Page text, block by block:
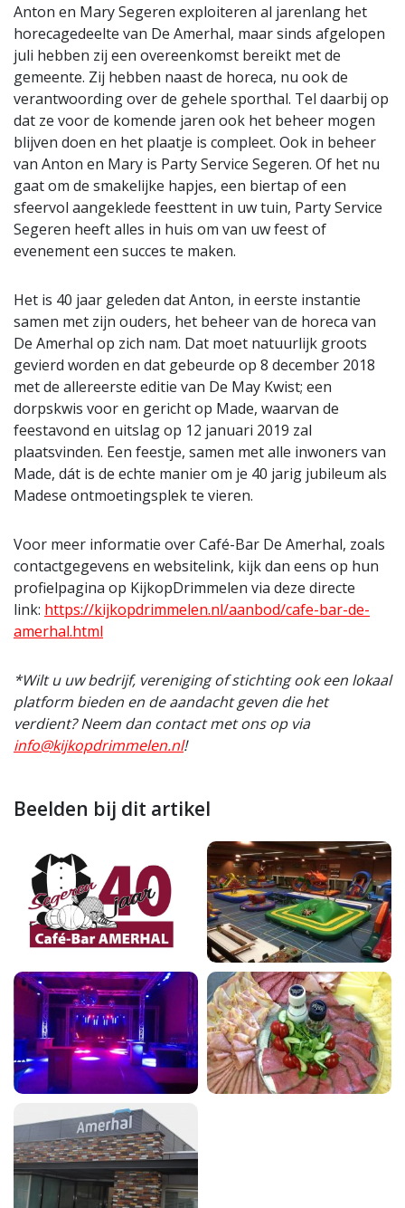
Anton en Mary Segeren exploiteren al jarenlang het
horecagedeelte van De Amerhal, maar sinds afgelopen
juli hebben zij een overeenkomst bereikt met de
gemeente. Zij hebben naast de horeca, nu ook de
verantwoording over de gehele sporthal. Tel daarbij op
dat ze voor de komende jaren ook het beheer mogen
blijven doen en het plaatje is compleet. Ook in beheer
van Anton en Mary is Party Service Segeren. Of het nu
gaat om de smakelijke hapjes, een biertap of een
sfeervol aangeklede feesttent in uw tuin, Party Service
Segeren heeft alles in huis om van uw feest of
evenement een succes te maken.
Het is 40 jaar geleden dat Anton, in eerste instantie
samen met zijn ouders, het beheer van de horeca van
De Amerhal op zich nam. Dat moet natuurlijk groots
gevierd worden en dat gebeurde op 8 december 2018
met de allereerste editie van De May Kwist; een
dorpskwis voor en gericht op Made, waarvan de
feestavond en uitslag op 12 januari 2019 zal
plaatsvinden. Een feestje, samen met alle inwoners van
Made, dát is de echte manier om je 40 jarig jubileum als
Madese ontmoetingsplek te vieren.
Voor meer informatie over Café-Bar De Amerhal, zoals
contactgegevens en websitelink, kijk dan eens op hun
profielpagina op KijkopDrimmelen via deze directe
link: https://kijkopdrimmelen.nl/aanbod/cafe-bar-de-
amerhal.html
*Wilt u uw bedrijf, vereniging of stichting ook een lokaal
platform bieden en de aandacht geven die het
verdient? Neem dan contact met ons op via
info@kijkopdrimmelen.nl!
Beelden bij dit artikel